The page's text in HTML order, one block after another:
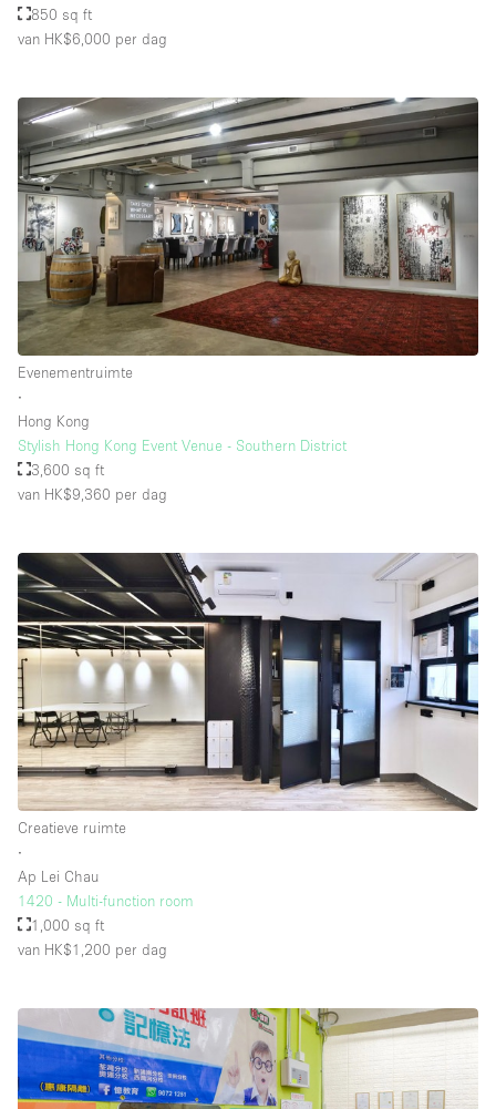
850 sq ft
van HK$6,000 per dag
Evenementruimte
∙
Hong Kong
Stylish Hong Kong Event Venue - Southern District
3,600 sq ft
van HK$9,360 per dag
Creatieve ruimte
∙
Ap Lei Chau
1420 - Multi-function room
1,000 sq ft
van HK$1,200 per dag